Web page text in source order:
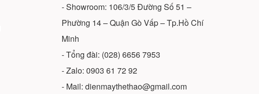
- Showroom: 106/3/5 Đường Số 51 –
Phường 14 – Quận Gò Vấp – Tp.Hồ Chí
Minh
- Tổng đài: (028) 6656 7953
- Zalo: 0903 61 72 92
- Mail: dienmaythethao@gmail.com